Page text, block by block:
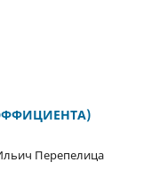
Перепелица